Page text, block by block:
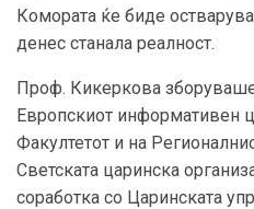
Комората ќе биде
денес станала реалност.
Проф. Кикеркова
Европскиот информативен
Факултетот и на
Светската царинска
соработка со Царинската